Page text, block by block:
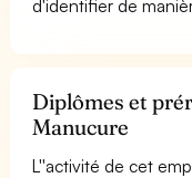
d'identifier de
Diplômes et
Manucure
L''activité de cet